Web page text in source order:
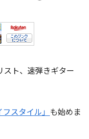
ト、速弾きギター
スタイル」 も始めま